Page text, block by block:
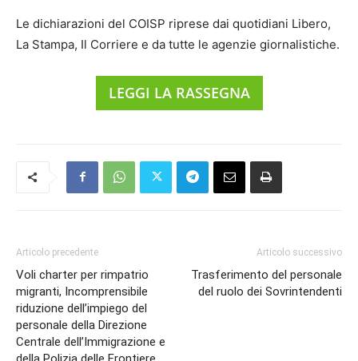
Le dichiarazioni del COISP riprese dai quotidiani Libero,
La Stampa, Il Corriere e da tutte le agenzie giornalistiche.
LEGGI LA RASSEGNA
Articolo precedente
Voli charter per rimpatrio
migranti, Incomprensibile
riduzione dell’impiego del
personale della Direzione
Centrale dell’Immigrazione e
Articolo successivo
Trasferimento del personale
del ruolo dei Sovrintendenti